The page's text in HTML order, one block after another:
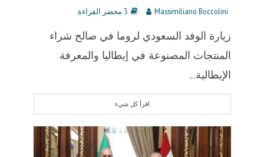
Massimiliano Boccolini 3 محضر القراءة
زيارة الوفد السعودي لروما في صالح شراء
المنتجات المصنوعة في إيطاليا والمعرفة
الإيطالية...
اقرأ كل شيء